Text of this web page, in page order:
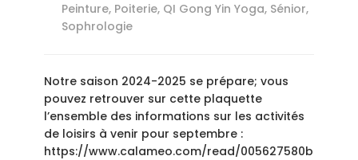
Peinture, Poiterie, QI Gong Yin Yoga, Sénior,
Sophrologie
Notre saison 2024-2025 se prépare; vous
pouvez retrouver sur cette plaquette
l’ensemble des informations sur les activités
de loisirs à venir pour septembre :
https://www.calameo.com/read/005627580b